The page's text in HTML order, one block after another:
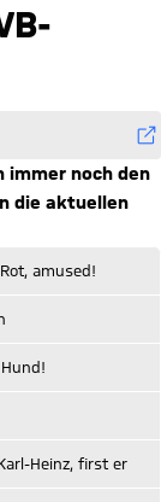
immer noch den
die aktuellen
amused!
Heinz, first er